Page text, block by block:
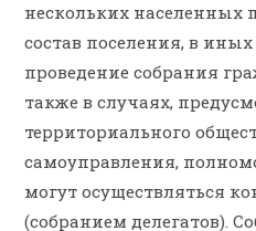
нескольких населенных
состав поселения, в
проведение собрания
также в случаях,
территориального
самоуправления,
могут осуществляться
(собранием делегатов).